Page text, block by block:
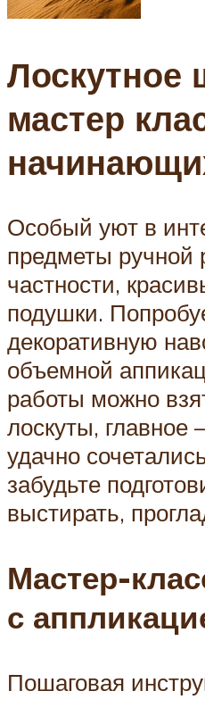
Лоскутное
мастер
Особый уют в
предметы ручной
частности,
подушки.
декоративную
объемной
работы можно
лоскуты, главное
удачно
забудьте
выстирать,
Мастер-
с
Пошаговая